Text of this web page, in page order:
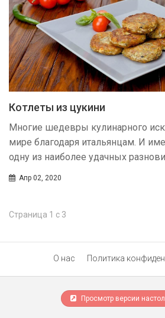
Котлеты из цукини
Многие шедевры кулинарного
мире благодаря итальянцам. И
одну из наиболее удачных
Апр 02, 2020
Страница 1 с 3
О нас Политика
Просмотр версии